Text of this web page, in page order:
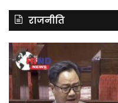
राजनीति